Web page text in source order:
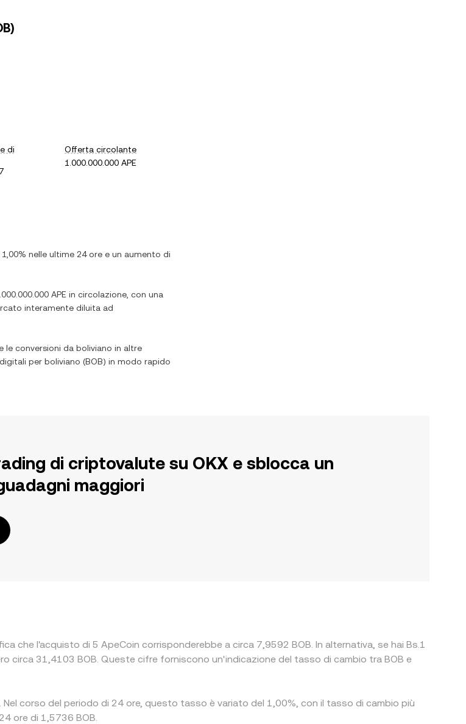
di
Offerta circolante
1.000.000.000 APE
1,00% nelle ultime 24 ore e un aumento di
APE in circolazione, con una
interamente diluita ad
le conversioni da boliviano in altre
per boliviano (BOB) in modo rapido
di criptovalute su OKX e sblocca un
maggiori
che l'acquisto di 5 ApeCoin corrisponderebbe a circa 7,9592 BOB. In alternativa, se hai Bs.1
circa 31,4103 BOB. Queste cifre forniscono un'indicazione del tasso di cambio tra BOB e
corso del periodo di 24 ore, questo tasso è variato del 1,00%, con il tasso di cambio più
ore di 1,5736 BOB.